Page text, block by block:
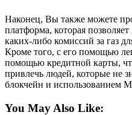
Наконец, Вы также можете
платформа, которая
каких-либо комиссий за газ
Кроме того, с его помощью
помощью кредитной карты,
привлечь людей, которые не
блокчейн и использованием
You May Also Like: